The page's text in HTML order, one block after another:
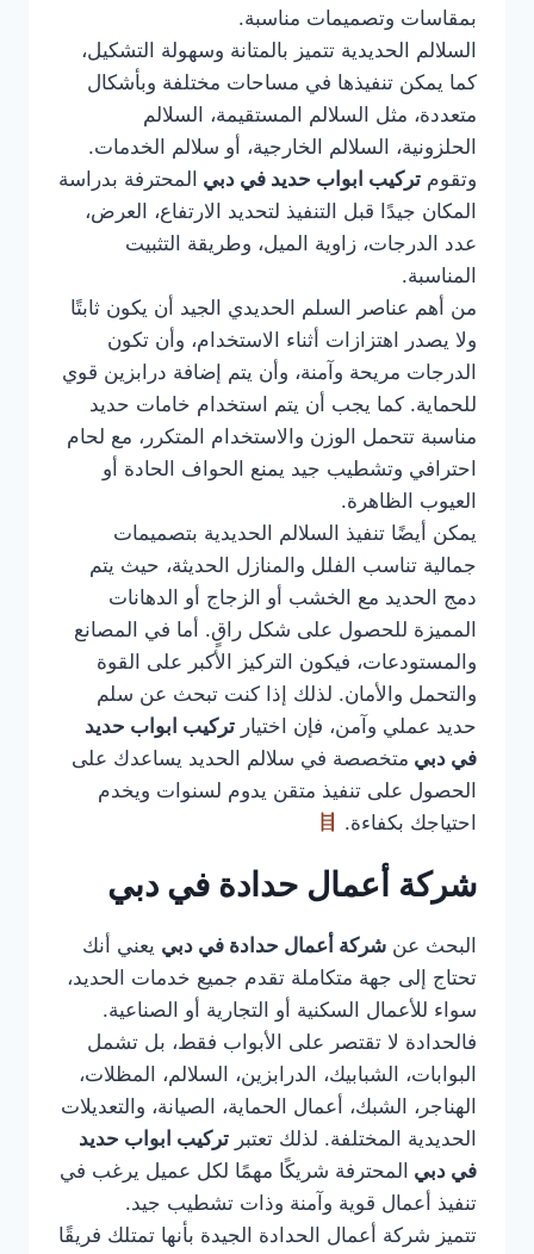
بمقاسات وتصميمات مناسبة.
السلالم الحديدية تتميز بالمتانة وسهولة التشكيل،
كما يمكن تنفيذها في مساحات مختلفة وبأشكال
متعددة، مثل السلالم المستقيمة، السلالم
الحلزونية، السلالم الخارجية، أو سلالم الخدمات.
وتقوم تركيب ابواب حديد في دبي المحترفة بدراسة
المكان جيدًا قبل التنفيذ لتحديد الارتفاع، العرض،
عدد الدرجات، زاوية الميل، وطريقة التثبيت
المناسبة.
من أهم عناصر السلم الحديدي الجيد أن يكون ثابتًا
ولا يصدر اهتزازات أثناء الاستخدام، وأن تكون
الدرجات مريحة وآمنة، وأن يتم إضافة درابزين قوي
للحماية. كما يجب أن يتم استخدام خامات حديد
مناسبة تتحمل الوزن والاستخدام المتكرر، مع لحام
احترافي وتشطيب جيد يمنع الحواف الحادة أو
العيوب الظاهرة.
يمكن أيضًا تنفيذ السلالم الحديدية بتصميمات
جمالية تناسب الفلل والمنازل الحديثة، حيث يتم
دمج الحديد مع الخشب أو الزجاج أو الدهانات
المميزة للحصول على شكل راقٍ. أما في المصانع
والمستودعات، فيكون التركيز الأكبر على القوة
والتحمل والأمان. لذلك إذا كنت تبحث عن سلم
حديد عملي وآمن، فإن اختيار تركيب ابواب حديد
في دبي متخصصة في سلالم الحديد يساعدك على
الحصول على تنفيذ متقن يدوم لسنوات ويخدم
احتياجك بكفاءة.
شركة أعمال حدادة في دبي
البحث عن شركة أعمال حدادة في دبي يعني أنك
تحتاج إلى جهة متكاملة تقدم جميع خدمات الحديد،
سواء للأعمال السكنية أو التجارية أو الصناعية.
فالحدادة لا تقتصر على الأبواب فقط، بل تشمل
البوابات، الشبابيك، الدرابزين، السلالم، المظلات،
الهناجر، الشبك، أعمال الحماية، الصيانة، والتعديلات
الحديدية المختلفة. لذلك تعتبر تركيب ابواب حديد
في دبي المحترفة شريكًا مهمًا لكل عميل يرغب في
تنفيذ أعمال قوية وآمنة وذات تشطيب جيد.
تتميز شركة أعمال الحدادة الجيدة بأنها تمتلك فريقًا